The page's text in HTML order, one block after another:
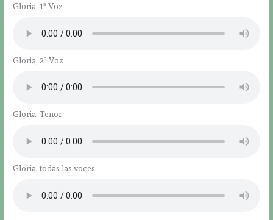
Gloria, 1ª Voz
Gloria, 2ª Voz
Gloria, Tenor
Gloria, todas las voces